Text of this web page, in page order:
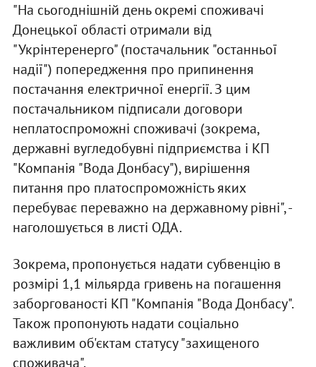
"На сьогоднішній день окремі споживачі
Донецької області отримали від
"Укрінтеренерго" (постачальник "останньої
надії") попередження про припинення
постачання електричної енергії. З цим
постачальником підписали договори
неплатоспроможні споживачі (зокрема,
державні вугледобувні підприємства і КП
"Компанія "Вода Донбасу"), вирішення
питання про платоспроможність яких
перебуває переважно на державному рівні", -
наголошується в листі ОДА.
Зокрема, пропонується надати субвенцію в
розмірі 1,1 мільярда гривень на погашення
заборгованості КП "Компанія "Вода Донбасу".
Також пропонують надати соціально
важливим об'єктам статусу "захищеного
споживача".